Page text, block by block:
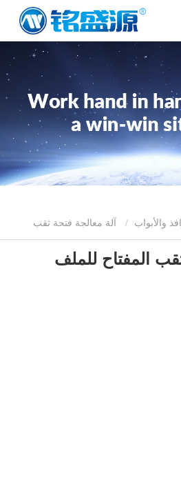
والأبواب آلة معالجة فتحة ثقب
المفتاح للملف